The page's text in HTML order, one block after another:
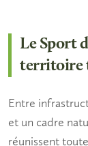
Le Sport
territoire
Entre
et un cadre
réunissent